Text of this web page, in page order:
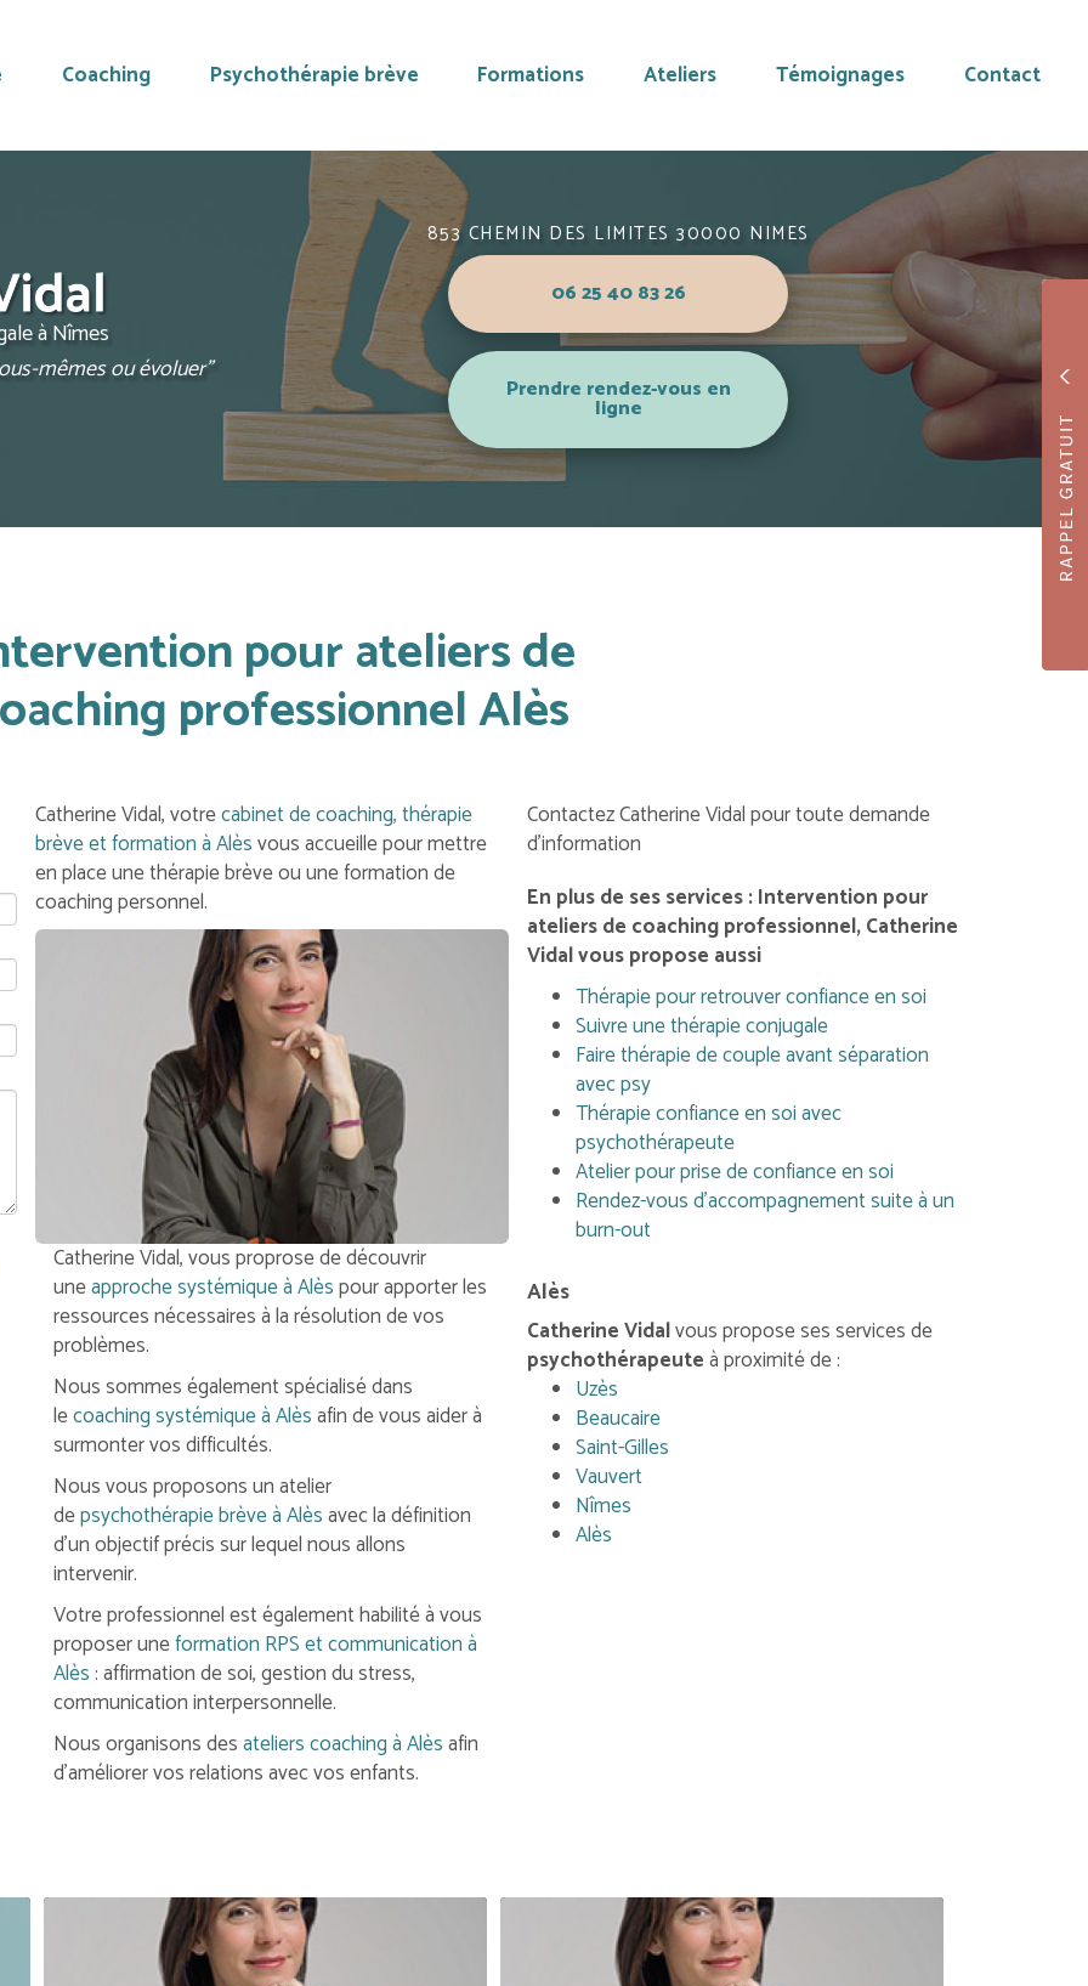
Coaching Psychothérapie brève Formations Ateliers Témoignages Contact
à Nîmes
mêmes ou évoluer"
853 CHEMIN DES LIMITES 30000 NIMES
06 25 40 83 26
Prendre rendez-vous en
ligne
pour ateliers de
professionnel Alès
Catherine Vidal, votrecabinet de coaching, thérapie
brève et formation à Alèsvous accueille pour mettre
en place une thérapie brève ou une formation de
coaching personnel.
Catherine Vidal, vous proprose de découvrir
uneapproche systémique à Alèspour apporter les
ressources nécessaires à la résolution de vos
problèmes.
Nous sommes également spécialisé dans
lecoaching systémique à Alèsafin de vous aider à
surmonter vos difficultés.
Nous vous proposons un atelier
depsychothérapie brève à Alèsavec la définition
d'un objectif précis sur lequel nous allons
intervenir.
Votre professionnel est également habilité à vous
proposer uneformation RPS et communication à
Alès : affirmation de soi, gestion du stress,
communication interpersonnelle.
Nous organisons desateliers coaching à Alèsafin
d'améliorer vos relations avec vos enfants.
Contactez Catherine Vidal pour toute demande
d'information
En plus de ses services :Intervention pour
ateliers de coaching professionnel, Catherine
Vidal vous propose aussi
Thérapie pour retrouver confiance en soi
Suivre une thérapie conjugale
Faire thérapie de couple avant séparation
avec psy
Thérapie confiance en soi avec
psychothérapeute
Atelier pour prise de confiance en soi
Rendez-vous d'accompagnement suite à un
burn-out
Alès
Catherine Vidalvous propose ses services de
psychothérapeuteà proximité de :
Uzès
Beaucaire
Saint-Gilles
Vauvert
Nîmes
Alès